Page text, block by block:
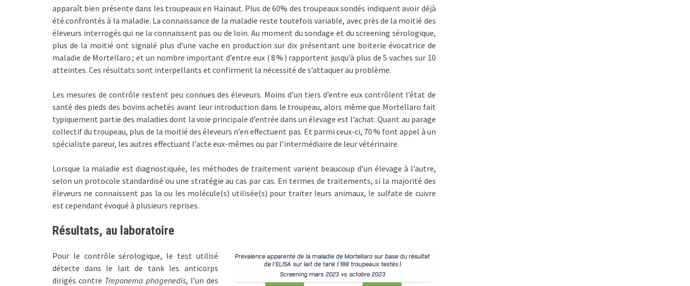
apparaît bien présente dans les troupeaux en Hainaut. Plus de 60% des troupeaux sondés indiquent avoir déjà
été confrontés à la maladie. La connaissance de la maladie reste toutefois variable, avec près de la moitié des
éleveurs interrogés qui ne la connaissent pas ou de loin. Au moment du sondage et du screening sérologique,
plus de la moitié ont signalé plus d’une vache en production sur dix présentant une boiterie évocatrice de
maladie de Mortellaro ; et un nombre important d’entre eux ( 8 % ) rapportent jusqu’à plus de 5 vaches sur 10
atteintes. Ces résultats sont interpellants et confirment la nécessité de s’attaquer au problème.
Les mesures de contrôle restent peu connues des éleveurs. Moins d’un tiers d’entre eux contrôlent l’état de
santé des pieds des bovins achetés avant leur introduction dans le troupeau, alors même que Mortellaro fait
typiquement partie des maladies dont la voie principale d’entrée dans un élevage est l’achat. Quant au parage
collectif du troupeau, plus de la moitié des éleveurs n’en effectuent pas. Et parmi ceux-ci, 70 % font appel à un
spécialiste pareur, les autres effectuant l’acte eux-mêmes ou par l’intermédiaire de leur vétérinaire.
Lorsque la maladie est diagnostiquée, les méthodes de traitement varient beaucoup d’un élevage à l’autre,
selon un protocole standardisé ou une stratégie au cas par cas. En termes de traitements, si la majorité des
éleveurs ne connaissent pas la ou les molécule(s) utilisée(s) pour traiter leurs animaux, le sulfate de cuivre
est cependant évoqué à plusieurs reprises.
Résultats, au laboratoire
Pour le contrôle sérologique, le test utilisé
détecte dans le lait de tank les anticorps
dirigés contre Treponema phagenedis, l’un des